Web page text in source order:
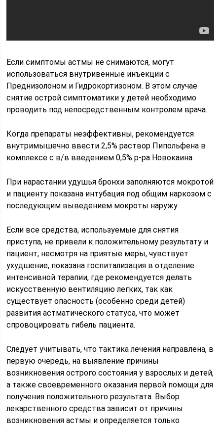
Если симптомы астмы не снимаются, могут
использоваться внутривенные инъекции с
Преднизолоном и Гидрокортизоном. В этом случае
снятие острой симптоматики у детей необходимо
проводить под непосредственным контролем врача.
Когда препараты неэффективны, рекомендуется
внутримышечно ввести 2,5% раствор Пипольфена в
комплексе с в/в введением 0,5% р-ра Новокаина.
При нарастании удушья бронхи заполняются мокротой
и пациенту показана интубация под общим наркозом с
последующим выведением мокроты наружу.
Если все средства, используемые для снятия
приступа, не привели к положительному результату и
пациент, несмотря на приятые меры, чувствует
ухудшение, показана госпитализация в отделение
интенсивной терапии, где рекомендуется делать
искусственную вентиляцию легких, так как
существует опасность (особенно среди детей)
развития астматического статуса, что может
спровоцировать гибель пациента.
Следует учитывать, что тактика лечения направлена, в
первую очередь, на выявление причины
возникновения острого состояния у взрослых и детей,
а также своевременного оказания первой помощи для
получения положительного результата. Выбор
лекарственного средства зависит от причины
возникновения астмы и определяется только